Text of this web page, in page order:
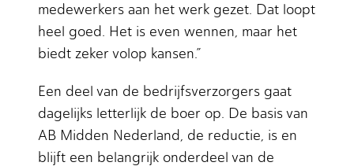
medewerkers aan het werk gezet. Dat loopt
heel goed. Het is even wennen, maar het
biedt zeker volop kansen.”
Een deel van de bedrijfsverzorgers gaat
dagelijks letterlijk de boer op. De basis van
AB Midden Nederland, de reductie, is en
blijft een belangrijk onderdeel van de